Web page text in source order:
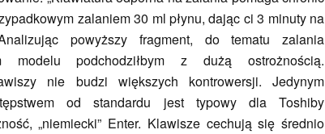
zalaniem 30 ml płynu, dając ci 3 minuty na
powyższy fragment, do tematu zalania
podchodziłbym z dużą ostrożnością.
nie budzi większych kontrowersji. Jedynym
od standardu jest typowy dla Toshiby
„niemiecki” Enter. Klawisze cechują się średnio